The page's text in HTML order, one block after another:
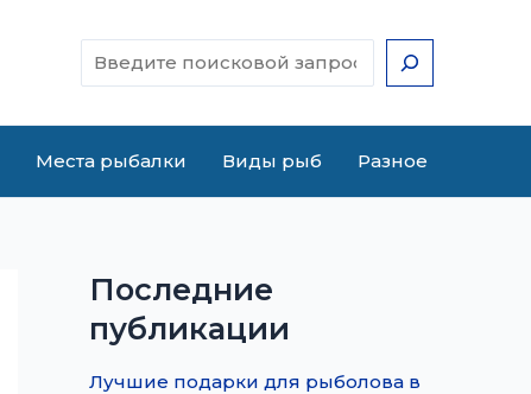
Места рыбалки Виды рыб Разное
Последние
публикации
Лучшие подарки для рыболова в